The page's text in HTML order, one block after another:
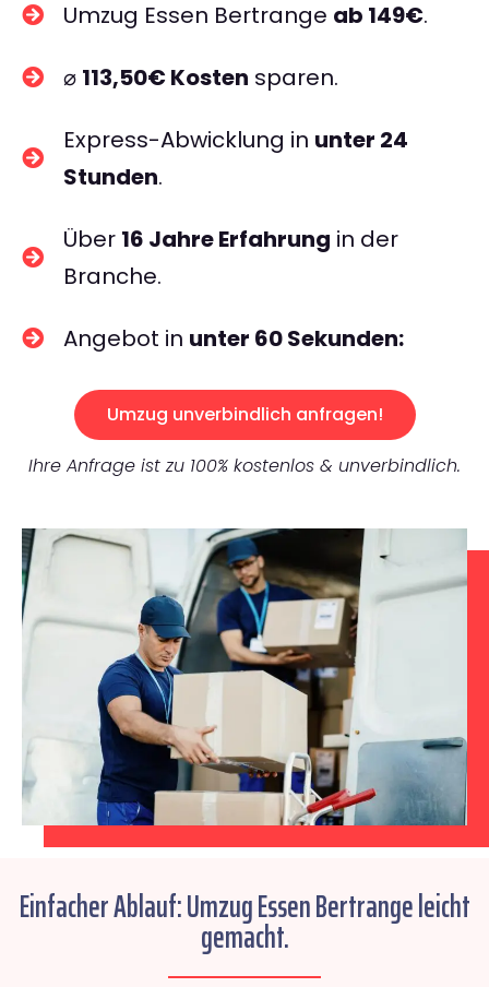
Umzug Essen Bertrange ab 149€.
⌀ 113,50€ Kosten sparen.
Express-Abwicklung in unter 24
Stunden.
Über 16 Jahre Erfahrung in der
Branche.
Angebot in unter 60 Sekunden:
Umzug unverbindlich anfragen!
Ihre Anfrage ist zu 100% kostenlos & unverbindlich.
Einfacher Ablauf: Umzug Essen Bertrange leicht
gemacht.